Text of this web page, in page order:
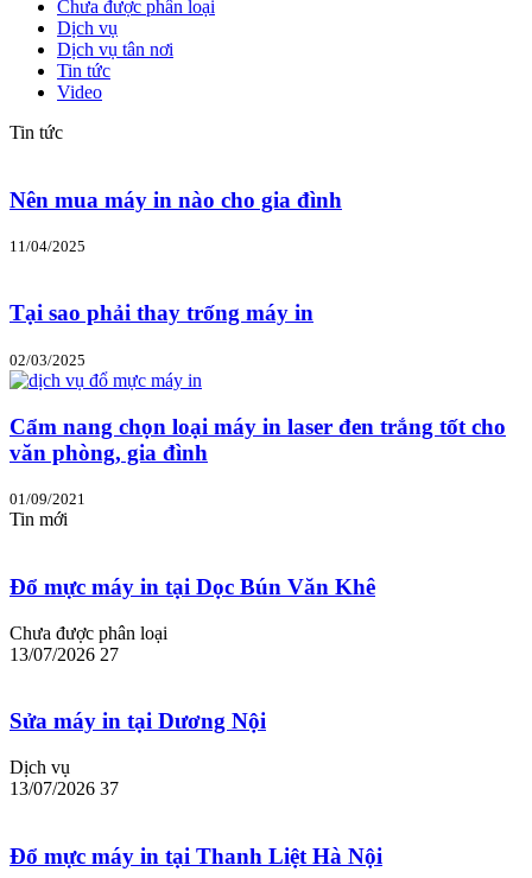
Chưa được phân loại
Dịch vụ
Dịch vụ tân nơi
Tin tức
Video
Tin tức
Nên mua máy in nào cho gia đình
11/04/2025
Tại sao phải thay trống máy in
02/03/2025
Cẩm nang chọn loại máy in laser đen trắng tốt cho
văn phòng, gia đình
01/09/2021
Tin mới
Đổ mực máy in tại Dọc Bún Văn Khê
Chưa được phân loại
13/07/2026 27
Sửa máy in tại Dương Nội
Dịch vụ
13/07/2026 37
Đổ mực máy in tại Thanh Liệt Hà Nội